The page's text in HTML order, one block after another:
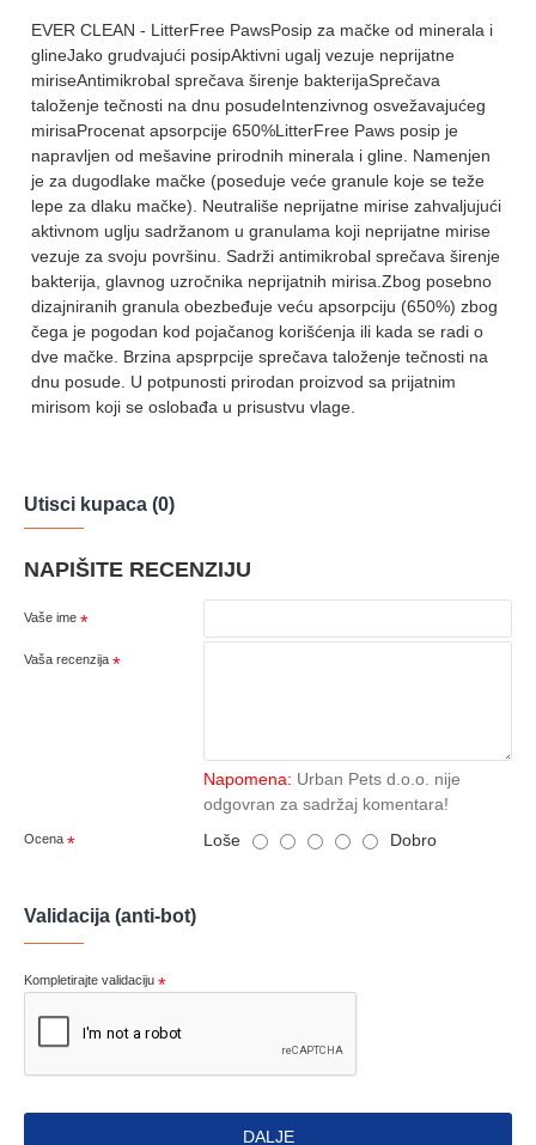
EVER CLEAN - LitterFree PawsPosip za mačke od minerala i
glineJako grudvajući posipAktivni ugalj vezuje neprijatne
miriseAntimikrobal sprečava širenje bakterijaSprečava
taloženje tečnosti na dnu posudeIntenzivnog osvežavajućeg
mirisaProcenat apsorpcije 650%LitterFree Paws posip je
napravljen od mešavine prirodnih minerala i gline. Namenjen
je za dugodlake mačke (poseduje veće granule koje se teže
lepe za dlaku mačke). Neutrališe neprijatne mirise zahvaljujući
aktivnom uglju sadržanom u granulama koji neprijatne mirise
vezuje za svoju površinu. Sadrži antimikrobal sprečava širenje
bakterija, glavnog uzročnika neprijatnih mirisa.Zbog posebno
dizajniranih granula obezbeđuje veću apsorpciju (650%) zbog
čega je pogodan kod pojačanog korišćenja ili kada se radi o
dve mačke. Brzina apsprpcije sprečava taloženje tečnosti na
dnu posude. U potpunosti prirodan proizvod sa prijatnim
mirisom koji se oslobađa u prisustvu vlage.
Utisci kupaca (0)
NAPIŠITE RECENZIJU
Vaše ime
Vaša recenzija
Napomena: Urban Pets d.o.o. nije
odgovran za sadržaj komentara!
Ocena Loše Dobro
Validacija (anti-bot)
Kompletirajte validaciju
DALJE